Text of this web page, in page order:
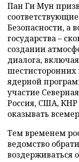
Пан Ги Мун
Безопасности, а
государства –
создании
диалога,
шестисторонних
ядерной
участие
Россия, США,
оказывать
Тем временем
ведомство
воздерживаться